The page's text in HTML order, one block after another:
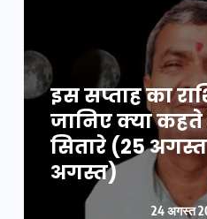
इस सप्ताह का
जानिए क्या
सितारे (25
अगस्त)
24 अगस्त